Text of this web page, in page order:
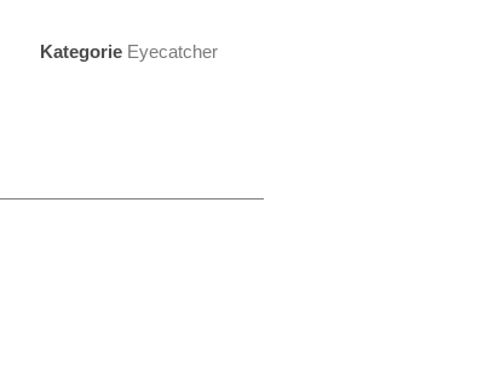
Kategorie Eyecatcher